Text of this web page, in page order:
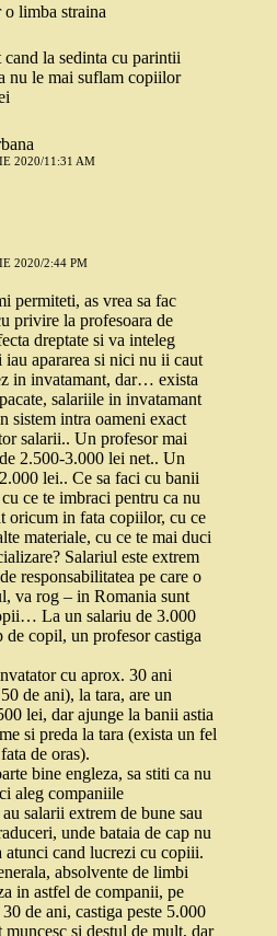
limba straina
la sedinta cu parintii
nu le mai suflam copiilor
2020/11:31 AM
2020/2:44 PM
permiteti, as vrea sa fac
privire la profesoara de
dreptate si va inteleg
apararea si nici nu ii caut
in invatamant, dar… exista
salariile in invatamant
sistem intra oameni exact
salarii.. Un profesor mai
2.500-3.000 lei net.. Un
lei.. Ce sa faci cu banii
ce te imbraci pentru ca nu
oricum in fata copiilor, cu ce
materiale, cu ce te mai duci
Salariul este extrem
responsabilitatea pe care o
va rog – in Romania sunt
La un salariu de 3.000
de copil, un profesor castiga
cu aprox. 30 ani
de ani), la tara, are un
lei, dar ajunge la banii astia
si preda la tara (exista un fel
de oras).
bine engleza, sa stiti ca nu
aleg companiile
salarii extrem de bune sau
unde bataia de cap nu
atunci cand lucrezi cu copiii.
absolvente de limbi
in astfel de companii, pe
de ani, castiga peste 5.000
si destul de mult, dar